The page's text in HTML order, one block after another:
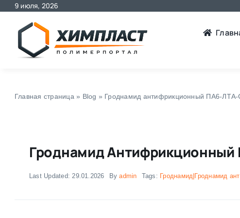
Skip
content
9 июля, 2026
Главная страница » Blog » Гроднамид антифрикционный ПА6-
Гроднамид
Last Updated: 29.01.2026 Byadmin Tags: Гроднамид|Гроднамид